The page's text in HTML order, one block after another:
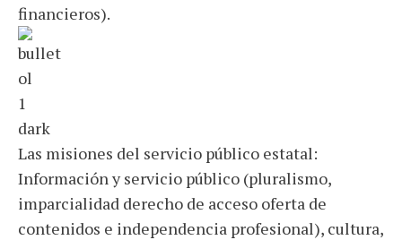
financieros).
Las misiones del servicio público estatal:
Información y servicio público (pluralismo,
imparcialidad derecho de acceso oferta de
contenidos e independencia profesional), cultura,